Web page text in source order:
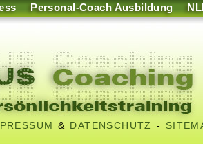
Personal-Coach Ausbildung
& DATENSCHUTZ -